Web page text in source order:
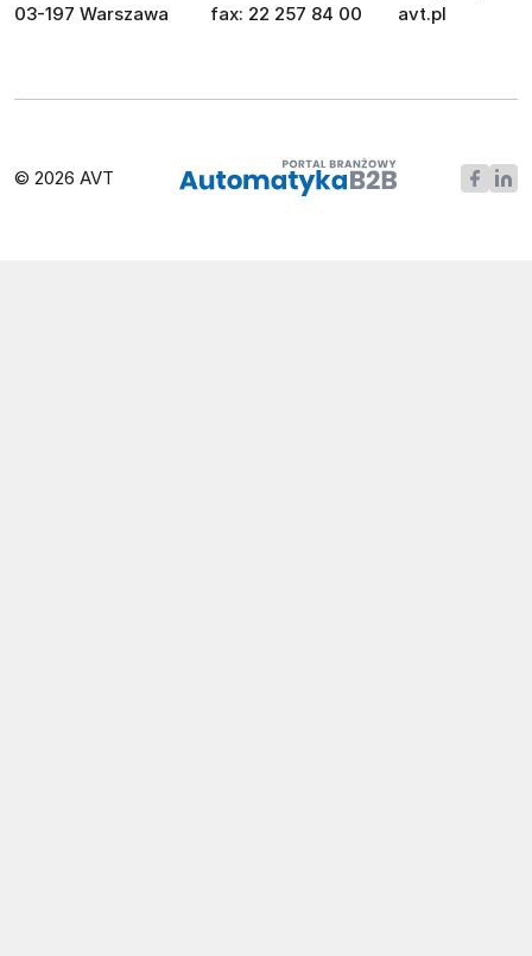
03-197 Warszawa
fax: 22 257 84 00
avt.pl
© 2026 AVT